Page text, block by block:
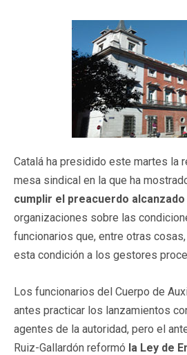
Catalá ha presidido este martes la
mesa sindical en la que ha
cumplir el preacuerdo alcanzado
organizaciones sobre las
funcionarios que, entre otras
esta condición a los gestores
Los funcionarios del Cuerpo de
antes practicar los lanzamientos
agentes de la autoridad, pero el
Ruiz-Gallardón reformó la Ley de